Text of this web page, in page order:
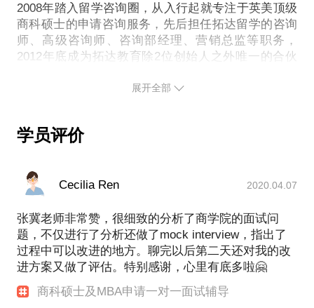
准备，提升见面效率，同时我还会指导你如何修改自
己的简历并且把文字变成更加生动的面试中的语言。
Discuss an example of your leadership.
Is there anything you would add to your resume or
application that you didn't include?
2008年踏入留学咨询圈，从入行起就专注于英美顶级
商科硕士的申请咨询服务，先后担任拓达留学的咨询
师、高级咨询师、咨询部经理、营销总监等职务，
2012年底成为拓达教育除2位创始人之外唯一的合伙
来飞去的工作生活，定居上海并成立拓达教育上海分
启了职场上的新篇章。
公司的最高分，被客户和家长誉为商科留学界的“百科
全书”，对英美名校商科项目的情况有很深的见解，可
以根据每个同学自身的特点和偏好制定出个性化的选
校方案和申请策略。从2014年开始，在负责同学的申
请咨询工作的同时，还与众多名校招生官建立良好的
合作关系，经常负责列如哈佛大学、耶鲁大学、伦敦
工作，曾陪同哈佛大学招生官前往国家行政学院与其
展开全部
学员评价
Cecilia Ren 2020.04.07
张冀老师非常赞，很细致的分析了商学院的面试问
题，不仅进行了分析还做了mock interview，指出了
过程中可以改进的地方。聊完以后第二天还对我的改
进方案又做了评估。特别感谢，心里有底多啦🤗
商科硕士及MBA申请一对一面试辅导